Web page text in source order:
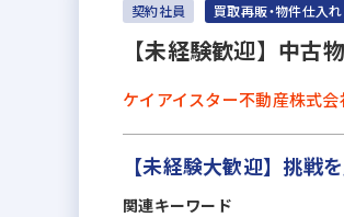
契約社員 買取再販・物件仕入れ
【未経験歓迎】中
ケイアイスター不動産株式会
【未経験大歓迎】挑戦
関連キーワード